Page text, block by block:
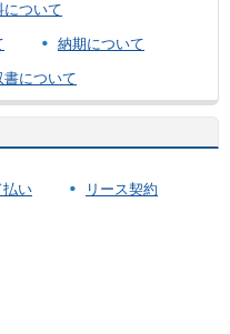
について
納期について
書について
払い リース契約